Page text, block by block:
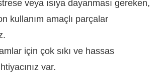
veya ısıya dayanması gereken,
kullanım amaçlı parçalar
için çok sıkı ve hassas
var.